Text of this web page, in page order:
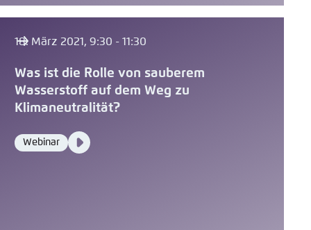
18. März 2021, 9:30 - 11:30
Was ist die Rolle von sauberem
Wasserstoff auf dem Weg zu
Klimaneutralität?
Format
Webinar
Media
Video